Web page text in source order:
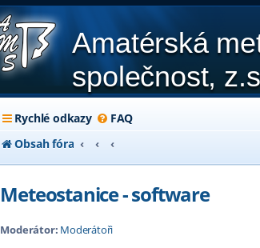
Amatérská
společnost,
Rychlé odkazy FAQ
Obsah fóra
Meteostanice - software
Moderátor: Moderátoři